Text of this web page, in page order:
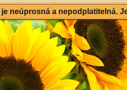
je neúprosná a nepodplatitelná.